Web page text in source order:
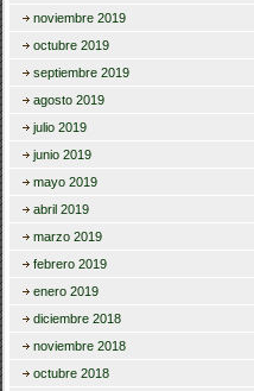
noviembre 2019
octubre 2019
septiembre 2019
agosto 2019
julio 2019
junio 2019
mayo 2019
abril 2019
marzo 2019
febrero 2019
enero 2019
diciembre 2018
noviembre 2018
octubre 2018